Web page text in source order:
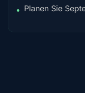
• Planen Sie